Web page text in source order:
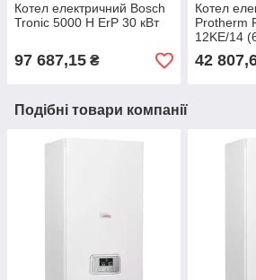
Котел електричний Bosch
Tronic 5000 H ErP 30 кВт
97 687,15 ₴
Котел
Protherm
12KE/14
шиною
42
Подібні товари компанії